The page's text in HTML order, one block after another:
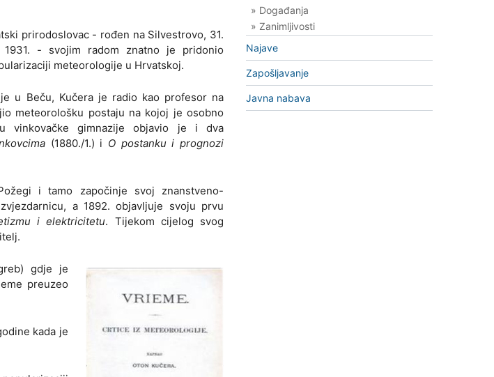
prirodoslovac - rođen na Silvestrovo, 31.
- svojim radom znatno je pridonio
meteorologije u Hrvatskoj.
u Beču, Kučera je radio kao profesor na
meteorološku postaju na kojoj je osobno
vinkovačke gimnazije objavio je i dva
(1880./1.) i O postanku i prognozi
i tamo započinje svoj znanstveno-
a 1892. objavljuje svoju prvu
i elektricitetu. Tijekom cijelog svog
gdje je
preuzeo
kada je
» Događanja
» Zanimljivosti
Najave
Zapošljavanje
Javna nabava